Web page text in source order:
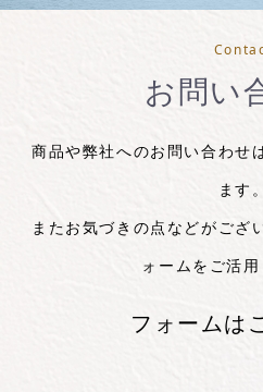
お問い
商品や弊社へのお問い合わせ
ます。
またお気づきの点などがござ
ォームをご活用
フォームは